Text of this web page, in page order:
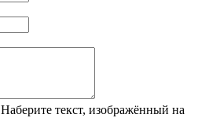
Наберите текст, изображённый на